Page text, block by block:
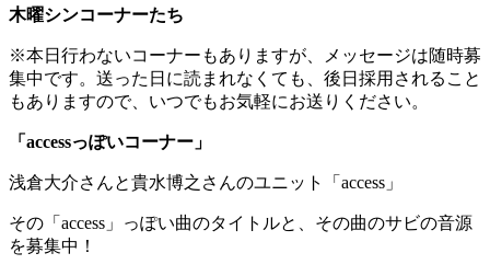
木曜シンコーナーたち
※本日行わないコーナーもありますが、メッセージは随時募
集中です。送った日に読まれなくても、後日採用されること
もありますので、いつでもお気軽にお送りください。
「 accessっぽいコーナー 」
浅倉大介さんと貴水博之さんのユニット「access」
その「access」っぽい曲のタイトルと、その曲のサビの音源
を募集中！